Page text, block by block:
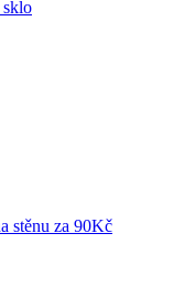
sklo
stěnu za 90Kč